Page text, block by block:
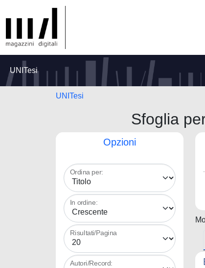
UNITesi
UNITesi
Sfoglia
Opzioni
Ordina per:
In ordine:
Risultati/Pagina
Autori/Record: